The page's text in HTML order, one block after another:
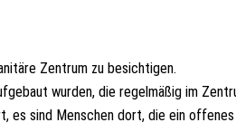
Zentrum zu besichtigen.
wurden, die regelmäßig im
es sind Menschen dort, die ein